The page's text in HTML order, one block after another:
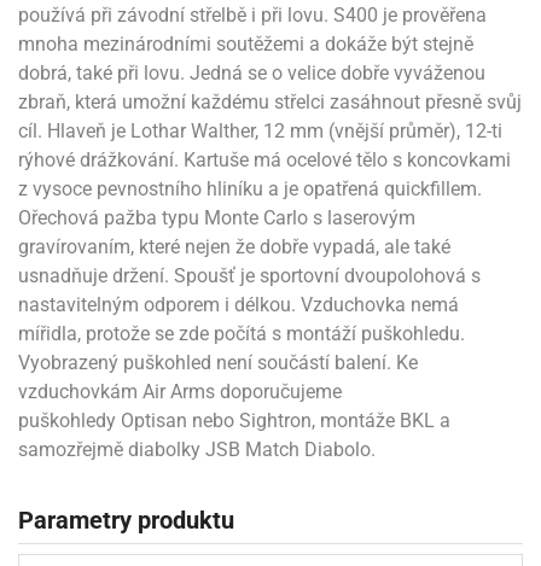
používá při závodní střelbě i při lovu. S400 je prověřena
mnoha mezinárodními soutěžemi a dokáže být stejně
dobrá, také při lovu. Jedná se o velice dobře vyváženou
zbraň, která umožní každému střelci zasáhnout přesně svůj
cíl. Hlaveň je Lothar Walther, 12 mm (vnější průměr), 12-ti
rýhové drážkování. Kartuše má ocelové tělo s koncovkami
z vysoce pevnostního hliníku a je opatřená quickfillem.
Ořechová pažba typu Monte Carlo s laserovým
gravírovaním, které nejen že dobře vypadá, ale také
usnadňuje držení. Spoušť je sportovní dvoupolohová s
nastavitelným odporem i délkou. Vzduchovka nemá
mířidla, protože se zde počítá s montáží puškohledu.
Vyobrazený puškohled není součástí balení. Ke
vzduchovkám Air Arms doporučujeme
puškohledy Optisan nebo Sightron, montáže BKL a
samozřejmě diabolky JSB Match Diabolo.
Parametry produktu